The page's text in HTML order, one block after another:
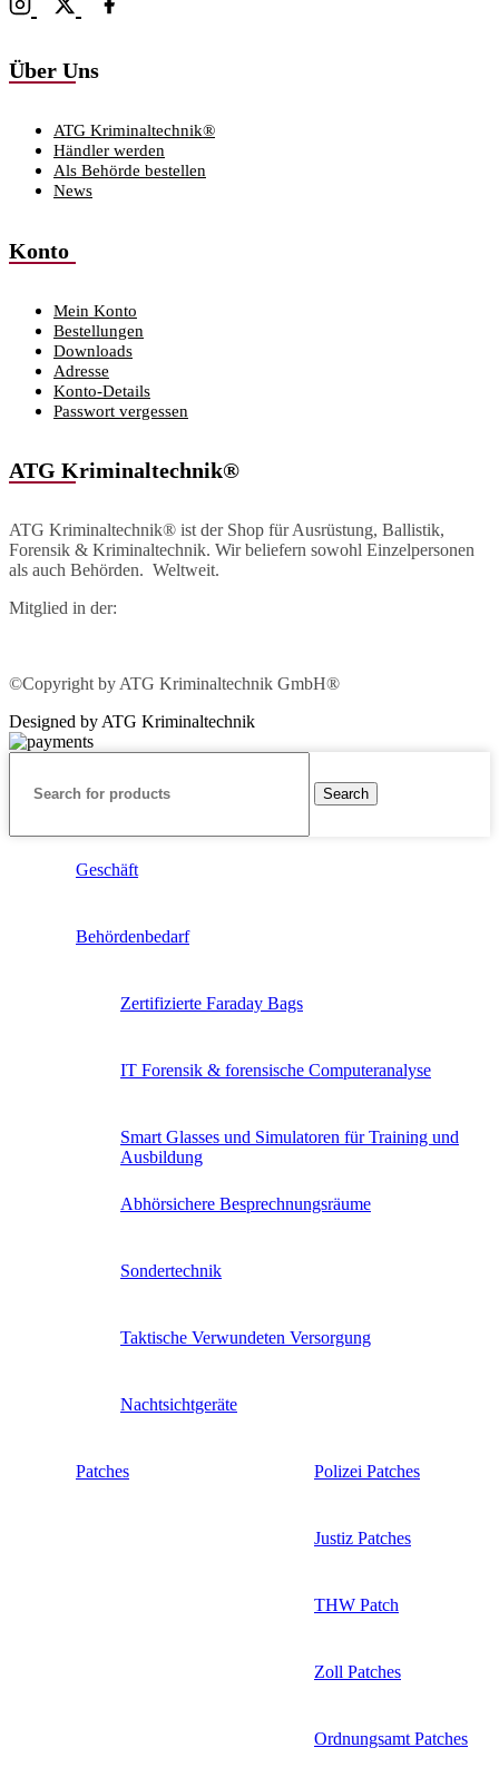
Über Uns
ATG Kriminaltechnik®
Händler werden
Als Behörde bestellen
News
Konto
Mein Konto
Bestellungen
Downloads
Adresse
Konto-Details
Passwort vergessen
ATG Kriminaltechnik®
ATG Kriminaltechnik® ist der Shop für Ausrüstung, Ballistik,
Forensik & Kriminaltechnik. Wir beliefern sowohl Einzelpersonen
als auch Behörden. Weltweit.
Mitglied in der:
©Copyright by ATG Kriminaltechnik GmbH®
Designed by ATG Kriminaltechnik
Search
Geschäft
Behördenbedarf
Zertifizierte Faraday Bags
IT Forensik & forensische Computeranalyse
Smart Glasses und Simulatoren für Training und
Ausbildung
Abhörsichere Besprechnungsräume
Sondertechnik
Taktische Verwundeten Versorgung
Nachtsichtgeräte
Patches Polizei Patches
Justiz Patches
THW Patch
Zoll Patches
Ordnungsamt Patches